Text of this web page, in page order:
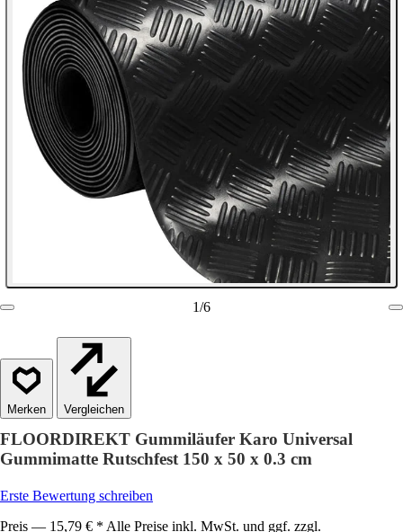
1/6
Vergleichen
FLOORDIREKT Gummiläufer Karo Universal
Gummimatte Rutschfest 150 x 50 x 0.3 cm
Erste Bewertung schreiben
Preis — 15,79 € * Alle Preise inkl. MwSt. und ggf. zzgl.